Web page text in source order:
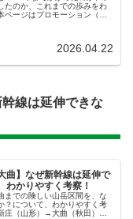
たのか、これまでの歩みをわ
ージはプロモーション（広
2026.04.22
線は延伸できな
曲】なぜ新幹線は延伸で
わかりやすく考察！
での険しい山岳区間を、な
？について、わかりやすく考
庄（山形）→大曲（秋田）